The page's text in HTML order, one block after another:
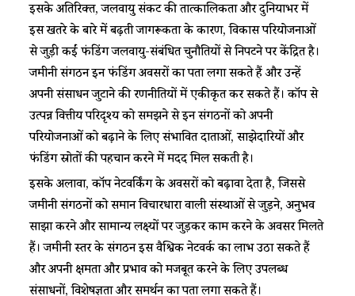
इसके अतिरिक्त, जलवायु संकट की तात्कालिकता और दुनियाभर में
इस खतरे के बारे में बढ़ती जागरूकता के कारण, विकास परियोजनाओं
से जुड़ी कईं फंडिंग जलवायु-संबंधित चुनौतियों से निपटने पर केंद्रित है।
जमीनी संगठन इन फंडिंग अवसरों का पता लगा सकते हैं और उन्हें
अपनी संसाधन जुटाने की रणनीतियों में एकीकृत कर सकते हैं। कॉप से
उत्पन्न वित्तीय परिदृश्य को समझने से इन संगठनों को अपनी
परियोजनाओं को बढ़ाने के लिए संभावित दाताओं, साझेदारियों और
फंडिंग स्रोतों की पहचान करने में मदद मिल सकती है।
इसके अलावा, कॉप नेटवर्किंग के अवसरों को बढ़ावा देता है, जिससे
जमीनी संगठनों को समान विचारधारा वाली संस्थाओं से जुड़ने, अनुभव
साझा करने और सामान्य लक्ष्यों पर जुड़कर काम करने के अवसर मिलते
हैं। जमीनी स्तर के संगठन इस वैश्विक नेटवर्क का लाभ उठा सकते हैं
और अपनी क्षमता और प्रभाव को मजबूत करने के लिए उपलब्ध